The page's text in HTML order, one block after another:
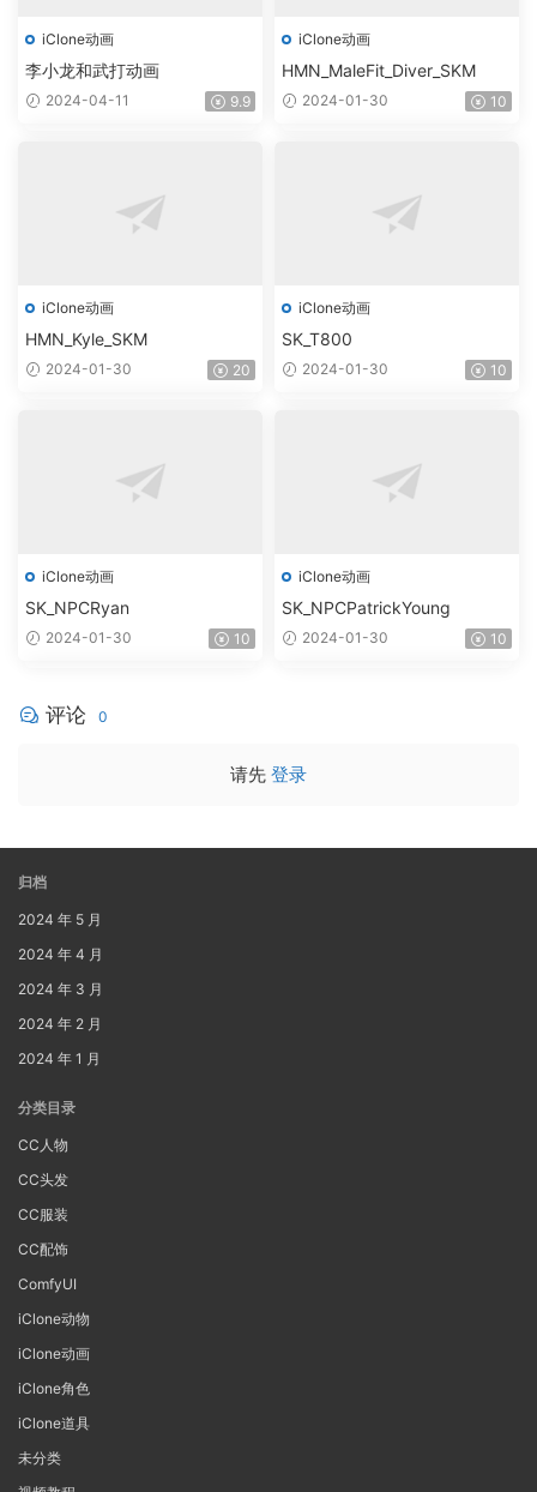
iClone动画
李小龙和武打动画
2024-04-11 9.9
iClone动画
HMN_MaleFit_Diver_SKM
2024-01-30 10
iClone动画
HMN_Kyle_SKM
2024-01-30 20
iClone动画
SK_T800
2024-01-30 10
iClone动画
SK_NPCRyan
2024-01-30 10
iClone动画
SK_NPCPatrickYoung
2024-01-30 10
评论 0
请先 登录
归档
2024 年 5 月
2024 年 4 月
2024 年 3 月
2024 年 2 月
2024 年 1 月
分类目录
CC人物
CC头发
CC服装
CC配饰
ComfyUI
iClone动物
iClone动画
iClone角色
iClone道具
未分类